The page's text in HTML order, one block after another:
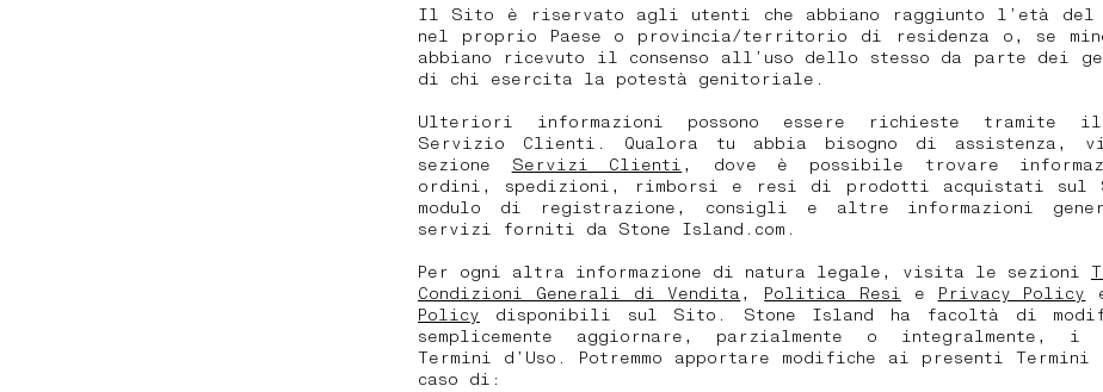
Il Sito è riservato agli utenti che abbiano raggiunto l’età del
nel proprio Paese o provincia/territorio di residenza o, se
abbiano ricevuto il consenso all’uso dello stesso da parte dei
di chi esercita la potestà genitoriale.
Ulteriori informazioni possono essere richieste tramite
Servizio Clienti. Qualora tu abbia bisogno di assistenza,
sezione Servizi Clienti , dove è possibile trovare
ordini, spedizioni, rimborsi e resi di prodotti acquistati sul
modulo di registrazione, consigli e altre informazioni
servizi forniti da Stone Island.com.
Per ogni altra informazione di natura legale, visita le sezioni
Condizioni Generali di Vendita , Politica Resi e Privacy Policy
Policy disponibili sul Sito. Stone Island ha facoltà di
semplicemente aggiornare, parzialmente o integralmente, i
Termini d’Uso. Potremmo apportare modifiche ai presenti Termini
caso di: